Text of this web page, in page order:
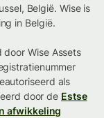
België. Wise is
in België.
Wise Assets
als
door de Estse
afwikkeling